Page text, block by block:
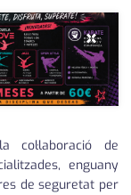
×
col·laboració de
enguany
de seguretat per